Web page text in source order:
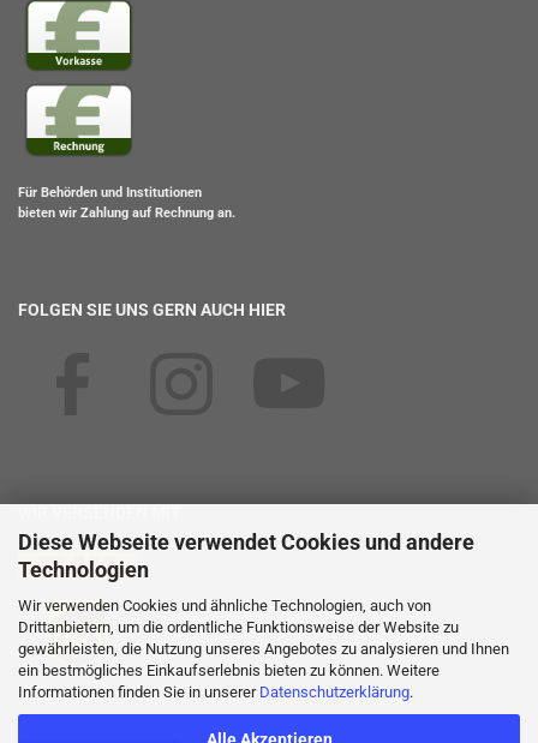
Diese Webseite verwendet Cookies und andere
Technologien
Wir verwenden Cookies und ähnliche Technologien, auch von
Drittanbietern, um die ordentliche Funktionsweise der Website zu
gewährleisten, die Nutzung unseres Angebotes zu analysieren und Ihnen
ein bestmögliches Einkaufserlebnis bieten zu können. Weitere
Informationen finden Sie in unserer Datenschutzerklärung.
Für Behörden und Institutionen
bieten wir Zahlung auf Rechnung an.
FOLGEN SIE UNS GERN AUCH HIER